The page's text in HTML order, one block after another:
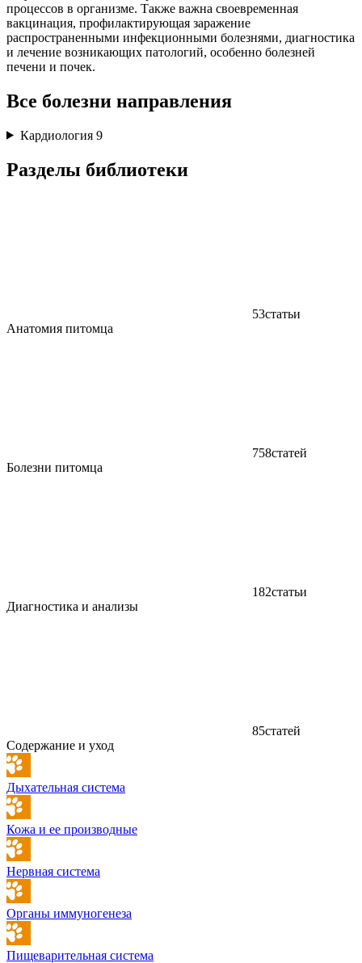
процессов в организме. Также важна своевременная
вакцинация, профилактирующая заражение
распространенными инфекционными болезнями, диагностика
и лечение возникающих патологий, особенно болезней
печени и почек.
Все болезни направления
Кардиология 9
Разделы библиотеки
53статьи
Анатомия питомца
758статей
Болезни питомца
182статьи
Диагностика и анализы
85статей
Содержание и уход
Дыхательная система
Кожа и ее производные
Нервная система
Органы иммуногенеза
Пищеварительная система